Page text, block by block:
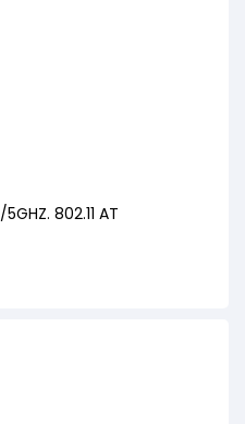
802.11 AT